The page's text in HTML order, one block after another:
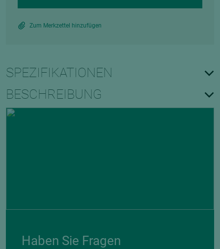
Zum Merkzettel hinzufügen
SPEZIFIKATIONEN
BESCHREIBUNG
Haben Sie Fragen